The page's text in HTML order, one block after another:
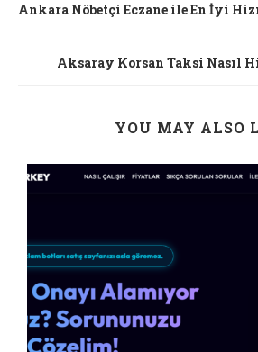
Ankara Nöbetçi Eczane ile En İyi
Aksaray Korsan Taksi Nasıl
YOU MAY ALSO